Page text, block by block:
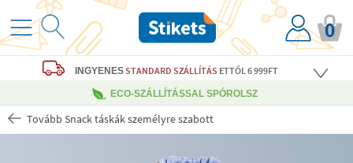
0
INGYENESSTANDARD SZÁLLÍTÁS ETTŐL 6 999FT
ECO-SZÁLLÍTÁSSAL SPÓROLSZ
Tovább Snack táskák személyre szabott